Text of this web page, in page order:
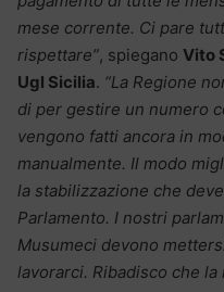
mese corrente. Ci pare
rispettare”, spiegano Vito
Ugl Sicilia. “La Regione
di per gestire un numero
vengono fatti ancora in
manualmente. Il modo
la stabilizzazione che
Parlamento. I nostri
Musumeci devono
lavorarci. Ribadisco che